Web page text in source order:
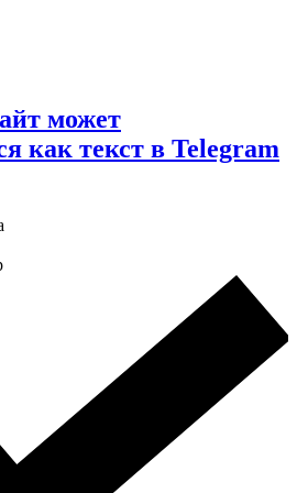
может
как текст в Telegram